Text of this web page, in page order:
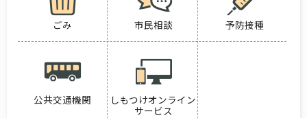
ごみ 市民相談 予防接種
公共交通機関
しもつけオンライン
サービス